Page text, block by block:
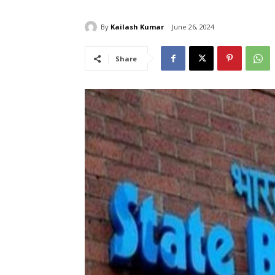
By Kailash Kumar June 26, 2024
Share